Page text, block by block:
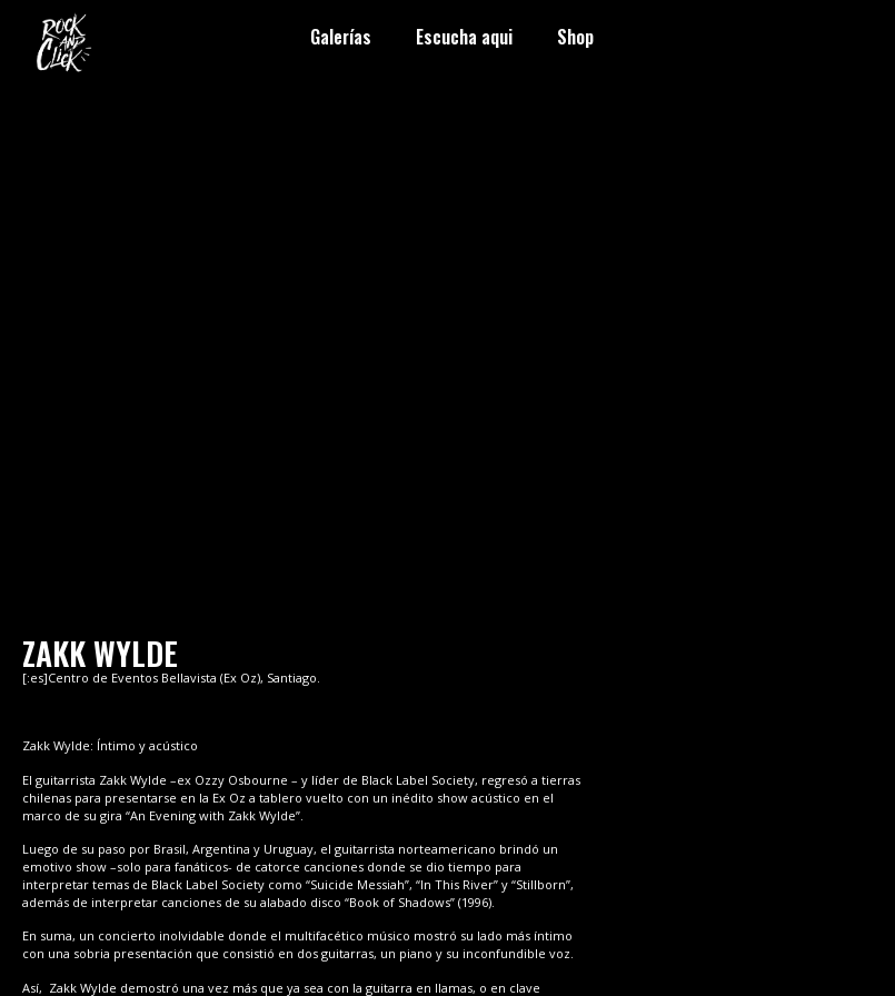
Galerías Escucha aqui Shop
ZAKK WYLDE
[:es]Centro de Eventos Bellavista (Ex Oz), Santiago.
Zakk Wylde: Íntimo y acústico
El guitarrista Zakk Wylde –ex Ozzy Osbourne – y líder de Black Label Society, regresó a tierras
chilenas para presentarse en la Ex Oz a tablero vuelto con un inédito show acústico en el
marco de su gira “An Evening with Zakk Wylde”.
Luego de su paso por Brasil, Argentina y Uruguay, el guitarrista norteamericano brindó un
emotivo show –solo para fanáticos- de catorce canciones donde se dio tiempo para
interpretar temas de Black Label Society como “Suicide Messiah”, “In This River” y “Stillborn”,
además de interpretar canciones de su alabado disco “Book of Shadows” (1996).
En suma, un concierto inolvidable donde el multifacético músico mostró su lado más íntimo
con una sobria presentación que consistió en dos guitarras, un piano y su inconfundible voz.
Así, Zakk Wylde demostró una vez más que ya sea con la guitarra en llamas, o en clave